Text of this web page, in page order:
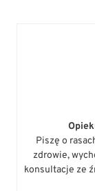
Piszę o
zdrowie,
konsultacje ze